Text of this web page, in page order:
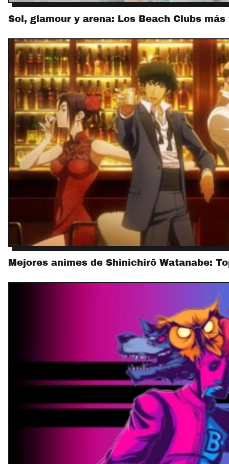
Sol, glamour y arena: Los Beach Clubs
Mejores animes de Shinichirō Watanabe: